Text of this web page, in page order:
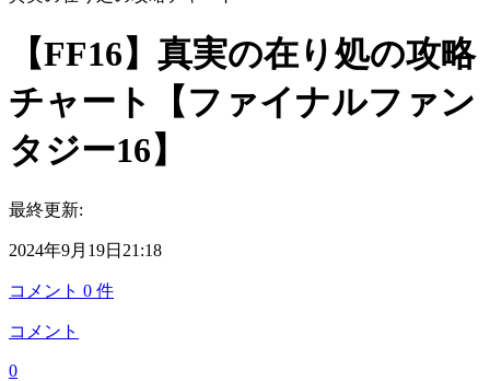
【FF16】真実の在り処の攻略
チャート【ファイナルファン
タジー16】
最終更新:
2024年9月19日21:18
コメント 0 件
コメント
0